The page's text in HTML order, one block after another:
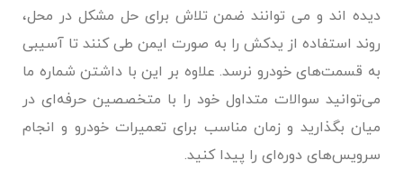
دیده اند و می توانند ضمن تلاش برای حل مشکل در محل،
روند استفاده از یدکش را به صورت ایمن طی کنند تا آسیبی
به قسمت‌های خودرو نرسد. علاوه بر این با داشتن شماره ما
می‌توانید سوالات متداول خود را با متخصصین حرفه‌ای در
میان بگذارید و زمان مناسب برای تعمیرات خودرو و انجام
سرویس‌های دوره‌ای را پیدا کنید.